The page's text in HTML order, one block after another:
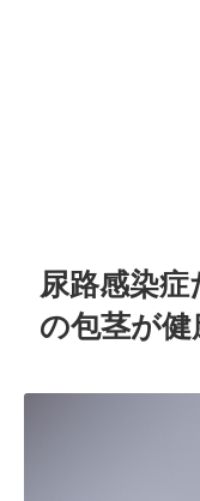
尿路感染
の包茎が健